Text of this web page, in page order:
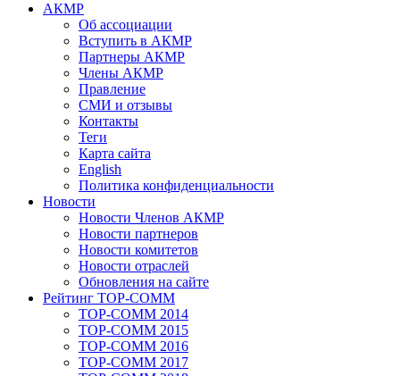
АКМР
Об ассоциации
Вступить в АКМР
Партнеры АКМР
Члены АКМР
Правление
СМИ и отзывы
Контакты
Теги
Карта сайта
English
Политика конфиденциальности
Новости
Новости Членов АКМР
Новости партнеров
Новости комитетов
Новости отраслей
Обновления на сайте
Рейтинг TOP-COMM
TOP-COMM 2014
TOP-COMM 2015
TOP-COMM 2016
TOP-COMM 2017